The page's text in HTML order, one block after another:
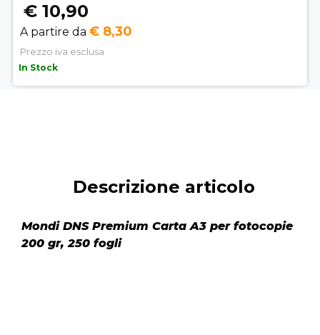
€ 10,90
A partire da € 8,30
Prezzo iva esclusa
In Stock
Descrizione articolo
Mondi DNS Premium Carta A3 per fotocopie
200 gr, 250 fogli